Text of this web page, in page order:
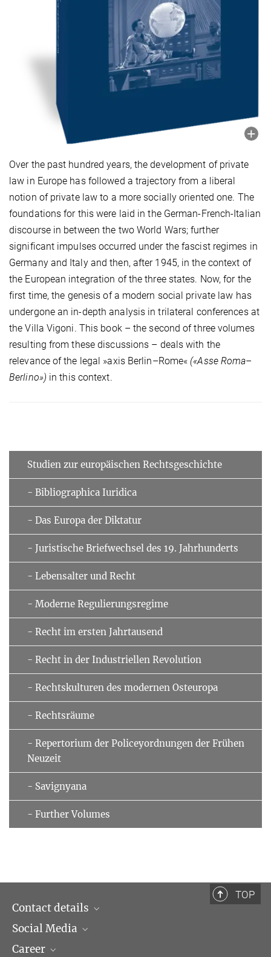
Over the past hundred years, the development of private
law in Europe has followed a trajectory from a liberal
notion of private law to a more socially oriented one. The
foundations for this were laid in the German-French-Italian
discourse in between the two World Wars; further
significant impulses occurred under the fascist regimes in
Germany and Italy and then, after 1945, in the context of
the European integration of the three states. Now, for the
first time, the genesis of a modern social private law has
undergone an in-depth analysis in trilateral conferences at
the Villa Vigoni. This book – the second of three volumes
resulting from these discussions – deals with the
relevance of the legal »axis Berlin–Rome« («Asse Roma–
Berlino») in this context.
Studien zur europäischen Rechtsgeschichte
- Bibliographica Iuridica
- Das Europa der Diktatur
- Juristische Briefwechsel des 19. Jahrhunderts
- Lebensalter und Recht
- Moderne Regulierungsregime
- Recht im ersten Jahrtausend
- Recht in der Industriellen Revolution
- Rechtskulturen des modernen Osteuropa
- Rechtsräume
- Repertorium der Policeyordnungen der Frühen
Neuzeit
- Savignyana
- Further Volumes
TOP
Contact details
Opening hours & Directions to the Institute
Contact Persons
Social Media
LinkedIn
Career